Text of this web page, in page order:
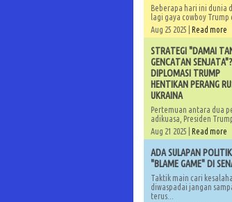
Beberapa hari ini dunia
lagi gaya cowboy Trump
Aug 25 2025 | Read more
STRATEGI "DAMAI
GENCATAN
DIPLOMASI TRUMP
HENTIKAN PERANG
UKRAINA
Pertemuan antara dua
adikuasa, Presiden
Aug 21 2025 | Read more
ADA SULAPAN POLITIK
"BLAME GAME" DI
Taktik main cari
diwaspadai jangan
terus...